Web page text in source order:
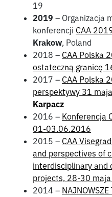
19
2019 – Organizacja
konferencji CAA
Krakow, Poland
2018 – CAA Polska
ostateczną granicę
2017 – CAA Polska
perspektywy 31
Karpacz
2016 – Konferencja
01-03.06.2016
2015 – CAA
and perspectives of
interdisciplinary and
projects, 28-30
2014 –